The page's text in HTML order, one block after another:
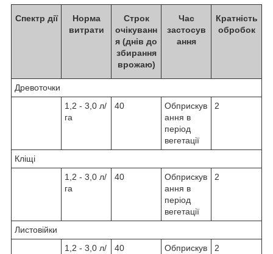
Спектр дії
Норма
витрати
Строк
очікуванн
я (днів до
збирання
врожаю)
Час
застосув
ання
Кратність
обробок
Древоточки
1,2 - 3,0 л/
га
40
Обприскув
ання в
період
вегетації
2
Кліщі
1,2 - 3,0 л/
га
40
Обприскув
ання в
період
вегетації
2
Листовійки
1,2 - 3,0 л/
40
Обприскув
2